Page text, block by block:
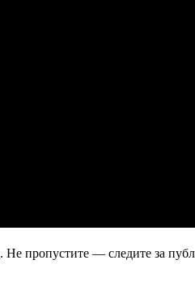
. Не пропустите — следите за